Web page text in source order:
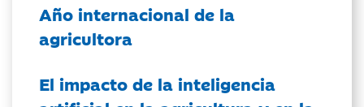
Año internacional de la
agricultora
El impacto de la inteligencia